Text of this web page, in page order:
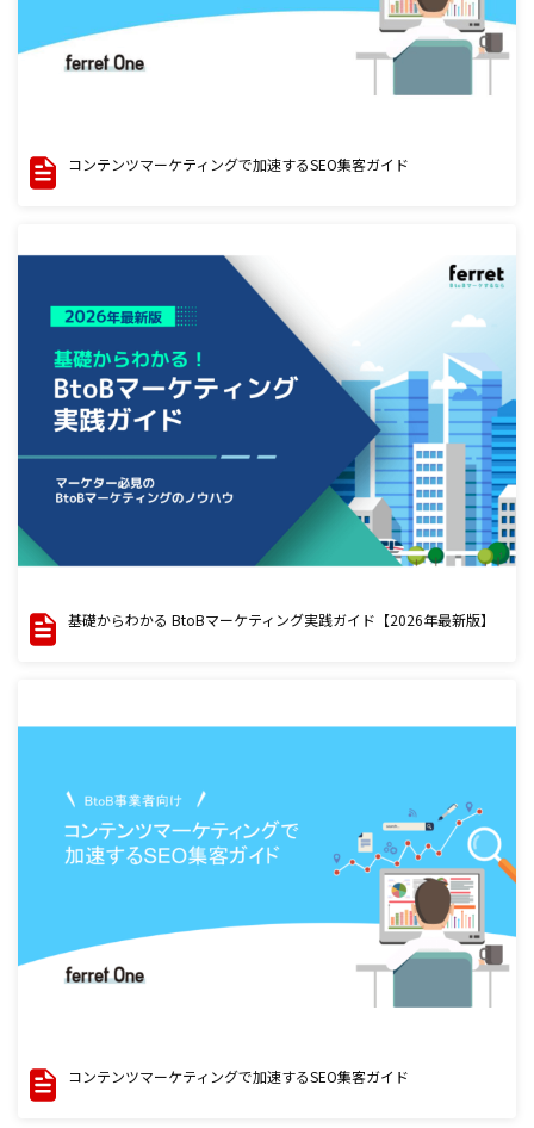
コンテンツマーケティングで加速するSEO集客ガイド
基礎からわかる BtoBマーケティング実践ガイド【2026年最新版】
コンテンツマーケティングで加速するSEO集客ガイド